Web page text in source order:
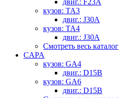
двиг.: F23A
кузов: TA3
двиг.: J30A
кузов: TA4
двиг.: J30A
Смотреть весь каталог
CAPA
кузов: GA4
двиг.: D15B
кузов: GA6
двиг.: D15B